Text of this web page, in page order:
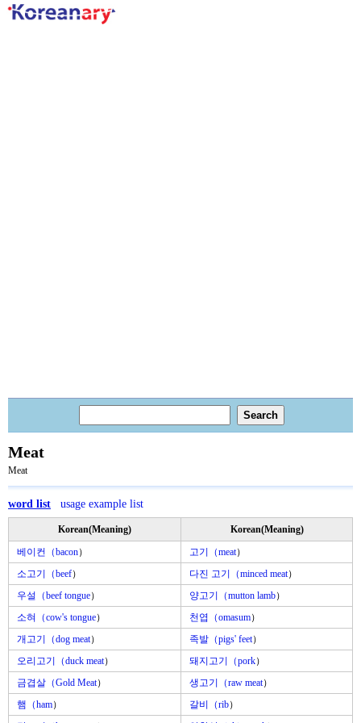
Meat
Meat
word list usage example list
Korean(Meaning)
Korean(Meaning)
베이컨（bacon） 고기（meat）
소고기（beef） 다진 고기（minced meat）
우설（beef tongue） 양고기（mutton lamb）
소혀（cow's tongue） 천엽（omasum）
개고기（dog meat） 족발（pigs' feet）
오리고기（duck meat） 돼지고기（pork）
금겹살（Gold Meat） 생고기（raw meat）
햄（ham） 갈비（rib）